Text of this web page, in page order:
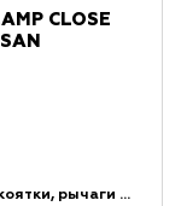
CLOSE
Рукоятки, рычаги и набалдашники